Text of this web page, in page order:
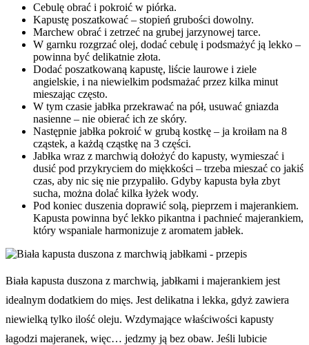
Cebulę obrać i pokroić w piórka.
Kapustę poszatkować – stopień grubości dowolny.
Marchew obrać i zetrzeć na grubej jarzynowej tarce.
W garnku rozgrzać olej, dodać cebulę i podsmażyć ją lekko –
powinna być delikatnie złota.
Dodać poszatkowaną kapustę, liście laurowe i ziele
angielskie, i na niewielkim podsmażać przez kilka minut
mieszając często.
W tym czasie jabłka przekrawać na pół, usuwać gniazda
nasienne – nie obierać ich ze skóry.
Następnie jabłka pokroić w grubą kostkę – ja kroiłam na 8
cząstek, a każdą cząstkę na 3 części.
Jabłka wraz z marchwią dołożyć do kapusty, wymieszać i
dusić pod przykryciem do miękkości – trzeba mieszać co jakiś
czas, aby nic się nie przypaliło. Gdyby kapusta była zbyt
sucha, można dolać kilka łyżek wody.
Pod koniec duszenia doprawić solą, pieprzem i majerankiem.
Kapusta powinna być lekko pikantna i pachnieć majerankiem,
który wspaniale harmonizuje z aromatem jabłek.
Biała kapusta duszona z marchwią, jabłkami i majerankiem jest
idealnym dodatkiem do mięs. Jest delikatna i lekka, gdyż zawiera
niewielką tylko ilość oleju. Wzdymające właściwości kapusty
łagodzi majeranek, więc… jedzmy ją bez obaw. Jeśli lubicie